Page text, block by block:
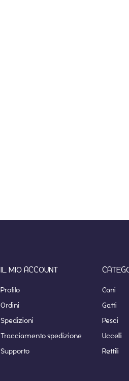
IL MIO ACCOUNT
Profilo
Ordini
Spedizioni
Tracciamento spedizione
Supporto
Cani
Gatti
Pesci
Uccelli
Rettili